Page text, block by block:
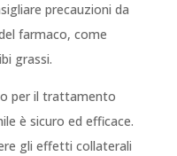
precauzioni da
farmaco, come
grassi.
per il trattamento
è sicuro ed efficace.
gli effetti collaterali